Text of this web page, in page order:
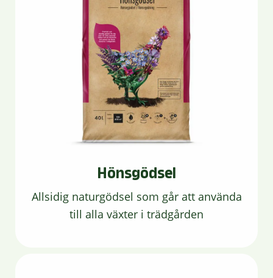
Hönsgödsel
Allsidig naturgödsel som går att använda
till alla växter i trädgården